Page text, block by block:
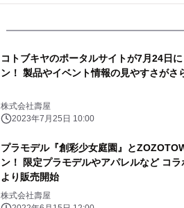
コトブキヤのポータルサイトが7月24日
ン！ 製品やイベント情報の見やすさがさ
株式会社壽屋
2023年7月25日 10:00
プラモデル『創彩少女庭園』と
ン！ 限定プラモデルやアパレルなど コ
より販売開始
株式会社壽屋